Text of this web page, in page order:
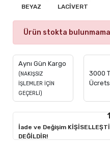
BEYAZ LACİVERT
Ürün stokta
Aynı Gün Kargo
(NAKIŞSIZ
İŞLEMLER İÇİN
GEÇERLİ)
3000
İade ve Değişim
DEĞİLDİR!